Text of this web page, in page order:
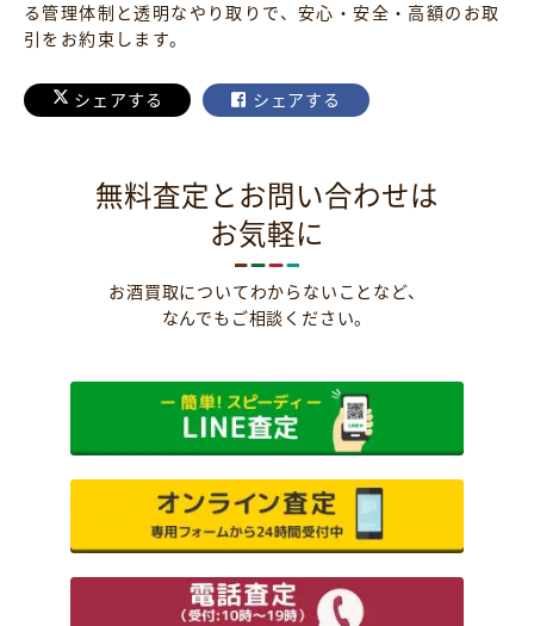
る管理体制と透明なやり取りで、安心・安全・高額のお取
引をお約束します。
シェアする シェアする
無料査定とお問い合わせは
お気軽に
お酒買取についてわからないことなど、
なんでもご相談ください。